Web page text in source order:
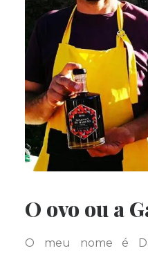
O ovo ou a
O meu nome é